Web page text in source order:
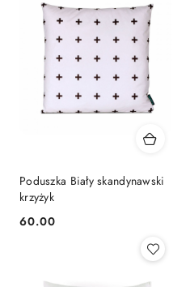
Poduszka Biały skandynawski
krzyżyk
Cena:
60.00